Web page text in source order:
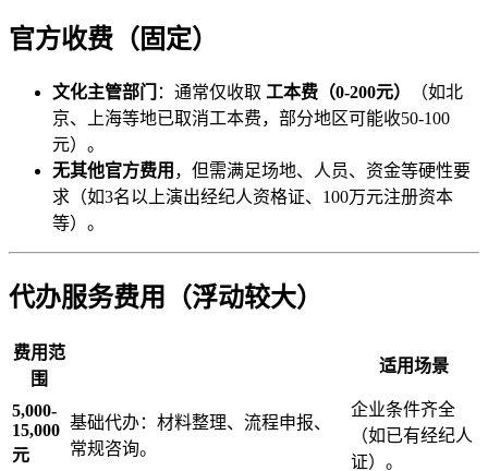
官方收费（固定）
文化主管部门 ：通常仅收取 工本费（0-200元）
（如北
京、上海等地已取消工本费，部分地区可能收50-100
元）。
无其他官方费用 ，但需满足场地、人员、资金等硬性要
求（如3名以上演出经纪人资格证、100万元注册资本
等）。
代办服务费用（浮动较大）
费用范
围
适用场景
5,000-
15,000
元
基础代办：材料整理、流程申报、
常规咨询。
企业条件齐全
（如已有经纪人
证）。